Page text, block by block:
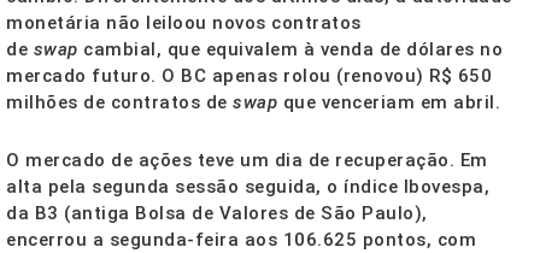
monetária não leiloou novos contratos
de swap cambial, que equivalem à venda de dólares no
mercado futuro. O BC apenas rolou (renovou) R$ 650
milhões de contratos de swap que venceriam em abril.
O mercado de ações teve um dia de recuperação. Em
alta pela segunda sessão seguida, o índice Ibovespa,
da B3 (antiga Bolsa de Valores de São Paulo),
encerrou a segunda-feira aos 106.625 pontos, com